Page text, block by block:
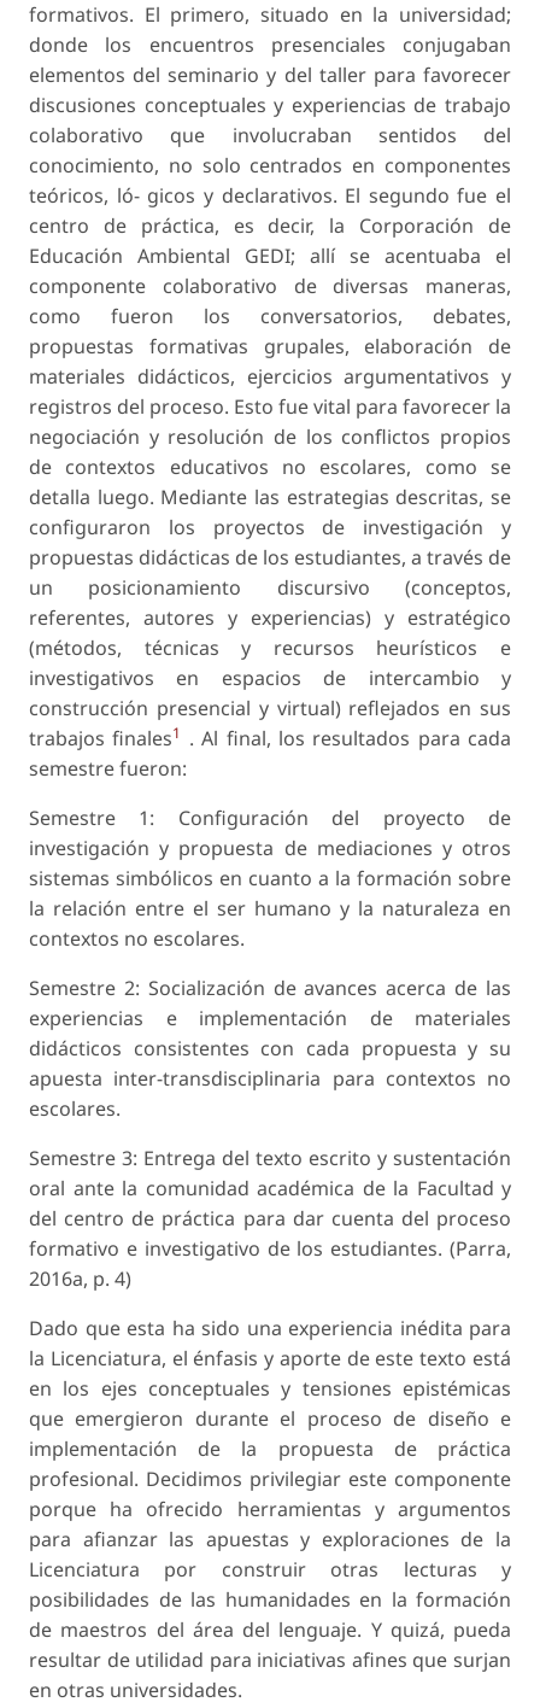
formativos. El primero, situado en la universidad;
donde los encuentros presenciales conjugaban
elementos del seminario y del taller para favorecer
discusiones conceptuales y experiencias de trabajo
colaborativo que involucraban sentidos del
conocimiento, no solo centrados en componentes
teóricos, ló- gicos y declarativos. El segundo fue el
centro de práctica, es decir, la Corporación de
Educación Ambiental GEDI; allí se acentuaba el
componente colaborativo de diversas maneras,
como fueron los conversatorios, debates,
propuestas formativas grupales, elaboración de
materiales didácticos, ejercicios argumentativos y
registros del proceso. Esto fue vital para favorecer la
negociación y resolución de los conflictos propios
de contextos educativos no escolares, como se
detalla luego. Mediante las estrategias descritas, se
configuraron los proyectos de investigación y
propuestas didácticas de los estudiantes, a través de
un posicionamiento discursivo (conceptos,
referentes, autores y experiencias) y estratégico
(métodos, técnicas y recursos heurísticos e
investigativos en espacios de intercambio y
construcción presencial y virtual) reflejados en sus
trabajos finales1 . Al final, los resultados para cada
semestre fueron:
Semestre 1: Configuración del proyecto de
investigación y propuesta de mediaciones y otros
sistemas simbólicos en cuanto a la formación sobre
la relación entre el ser humano y la naturaleza en
contextos no escolares.
Semestre 2: Socialización de avances acerca de las
experiencias e implementación de materiales
didácticos consistentes con cada propuesta y su
apuesta inter-transdisciplinaria para contextos no
escolares.
Semestre 3: Entrega del texto escrito y sustentación
oral ante la comunidad académica de la Facultad y
del centro de práctica para dar cuenta del proceso
formativo e investigativo de los estudiantes. (Parra,
2016a, p. 4)
Dado que esta ha sido una experiencia inédita para
la Licenciatura, el énfasis y aporte de este texto está
en los ejes conceptuales y tensiones epistémicas
que emergieron durante el proceso de diseño e
implementación de la propuesta de práctica
profesional. Decidimos privilegiar este componente
porque ha ofrecido herramientas y argumentos
para afianzar las apuestas y exploraciones de la
Licenciatura por construir otras lecturas y
posibilidades de las humanidades en la formación
de maestros del área del lenguaje. Y quizá, pueda
resultar de utilidad para iniciativas afines que surjan
en otras universidades.